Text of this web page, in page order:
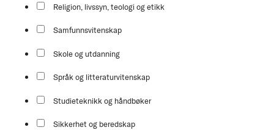
Religion, livssyn, teologi og etikk
Samfunnsvitenskap
Skole og utdanning
Språk og litteraturvitenskap
Studieteknikk og håndbøker
Sikkerhet og beredskap